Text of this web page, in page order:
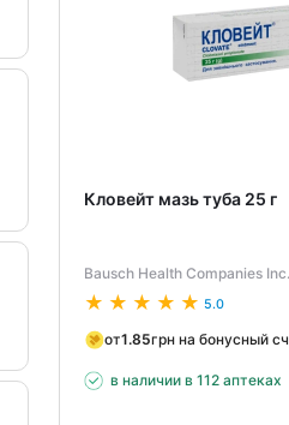
Кловейт мазь туба 25 г
Bausch Health Companies
5.0
от1.85грн на бонусный
в наличии в 112 аптеках